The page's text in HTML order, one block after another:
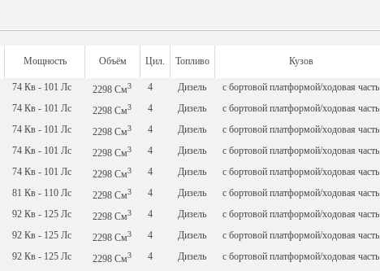
Мощность Объём Цил. Топливо Кузов
74 Кв - 101 Лс 2298 См3 4 Дизель
c бортовой платформой/ходовая часть
74 Кв - 101 Лс 2298 См3 4 Дизель
c бортовой платформой/ходовая часть
74 Кв - 101 Лс 2298 См3 4 Дизель
c бортовой платформой/ходовая часть
74 Кв - 101 Лс 2298 См3 4 Дизель
c бортовой платформой/ходовая часть
74 Кв - 101 Лс 2298 См3 4 Дизель
c бортовой платформой/ходовая часть
81 Кв - 110 Лс 2298 См3 4 Дизель
c бортовой платформой/ходовая часть
92 Кв - 125 Лс 2298 См3 4 Дизель
c бортовой платформой/ходовая часть
92 Кв - 125 Лс 2298 См3 4 Дизель
c бортовой платформой/ходовая часть
92 Кв - 125 Лс 2298 См3 4 Дизель
c бортовой платформой/ходовая часть